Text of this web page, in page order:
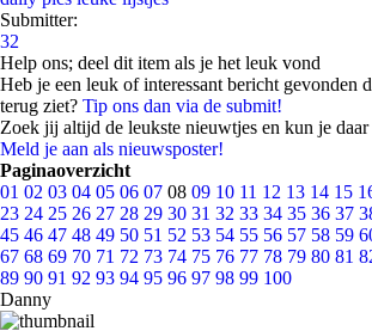
Submitter:
32
Help ons; deel dit item als je het leuk vond
Heb je een leuk of interessant bericht gevonden
terug ziet? Tip ons dan via de submit!
Zoek jij altijd de leukste nieuwtjes en kun je
Meld je aan als nieuwsposter!
Paginaoverzicht
01 02 03 04 05 06 07 08 09 10 11 12 13 14 15
23 24 25 26 27 28 29 30 31 32 33 34 35 36 37
45 46 47 48 49 50 51 52 53 54 55 56 57 58 59
67 68 69 70 71 72 73 74 75 76 77 78 79 80 81
89 90 91 92 93 94 95 96 97 98 99 100
Danny